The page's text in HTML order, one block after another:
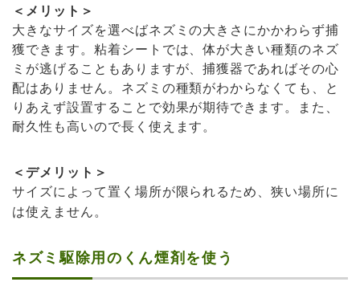
＜メリット＞
大きなサイズを選べばネズミの大きさにかかわらず捕
獲できます。粘着シートでは、体が大きい種類のネズ
ミが逃げることもありますが、捕獲器であればその心
配はありません。ネズミの種類がわからなくても、と
りあえず設置することで効果が期待できます。また、
耐久性も高いので長く使えます。
＜デメリット＞
サイズによって置く場所が限られるため、狭い場所に
は使えません。
ネズミ駆除用のくん煙剤を使う